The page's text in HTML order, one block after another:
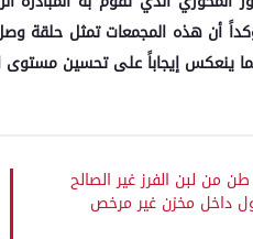
أن هذه المجمعات تمثل
بما ينعكس إيجاباً على تحسين مستوى
من لبن الفرز غير الصالح
داخل مخزن غير مرخص